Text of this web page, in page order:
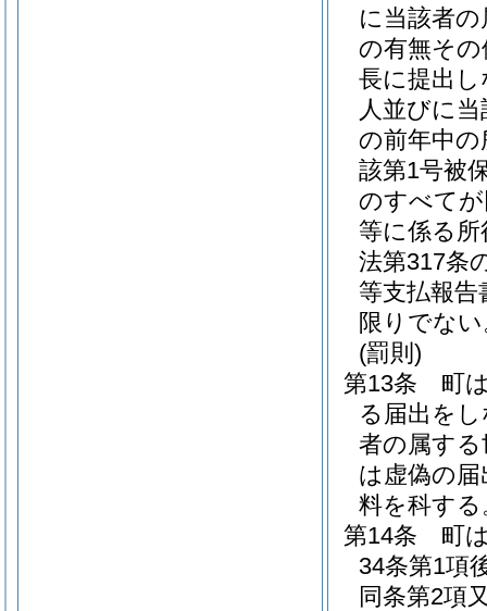
に当該者
の有無そ
長に提出
人並びに
の前年中の
該第1号被
のすべて
等に係る
法第317条
等支払報告
限りでな
(罰則)
第13条
町
る届出を
者の属す
は虚偽の
料を科する
第14条
町
34条第1項
同条第2項